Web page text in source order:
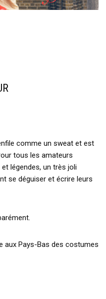
comme un sweat et est
tous les amateurs
légendes, un très joli
se déguiser et écrire leurs
aux Pays-Bas des costumes